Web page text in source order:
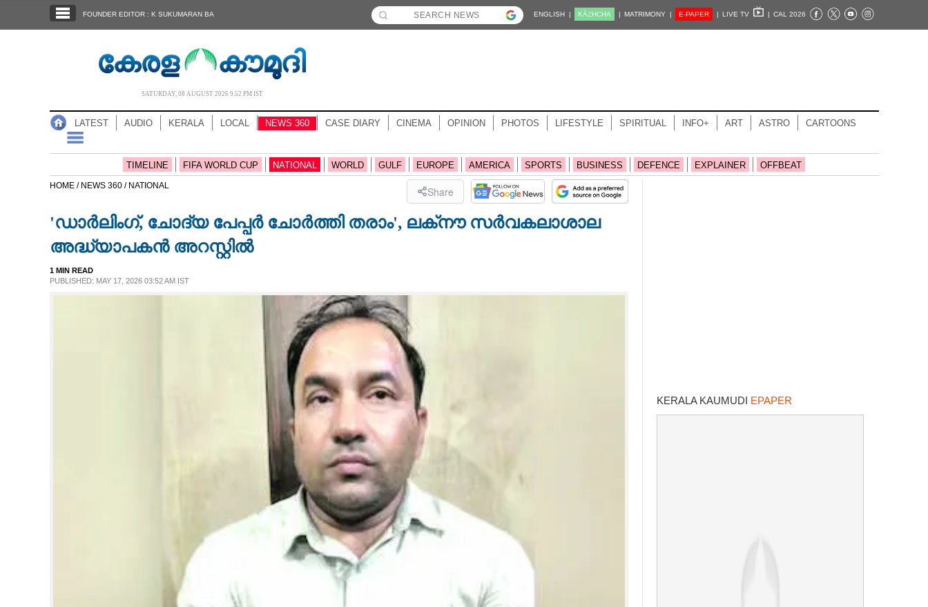
NOTIFIED NEWS
NEWS 360
CASE DIARY
FOUNDER EDITOR : K SUKUMARAN BA ENGLISH | KĀZHCHA | MATRIMONY | E-PAPER | LIVE TV | CAL 2026
SATURDAY, 08 AUGUST 2026 9.52 PM IST
LATEST AUDIO KERALA LOCAL NEWS 360 CASE DIARY CINEMA OPINION PHOTOS LIFESTYLE SPIRITUAL INFO+ ART ASTRO CARTOONS
TIMELINE FIFA WORLD CUP NATIONAL WORLD GULF EUROPE AMERICA SPORTS BUSINESS DEFENCE EXPLAINER OFFBEAT
HOME / NEWS 360 / NATIONAL Share
'ഡാർലിംഗ്,​ ചോദ്യ പേപ്പർ ചോർത്തി തരാം', ലക്‌നൗ സ‌ർവകലാശാല
അദ്ധ്യാപകൻ അറസ്റ്റിൽ
1 MIN READ
PUBLISHED: MAY 17, 2026 03:52 AM IST
KERALA KAUMUDI EPAPER